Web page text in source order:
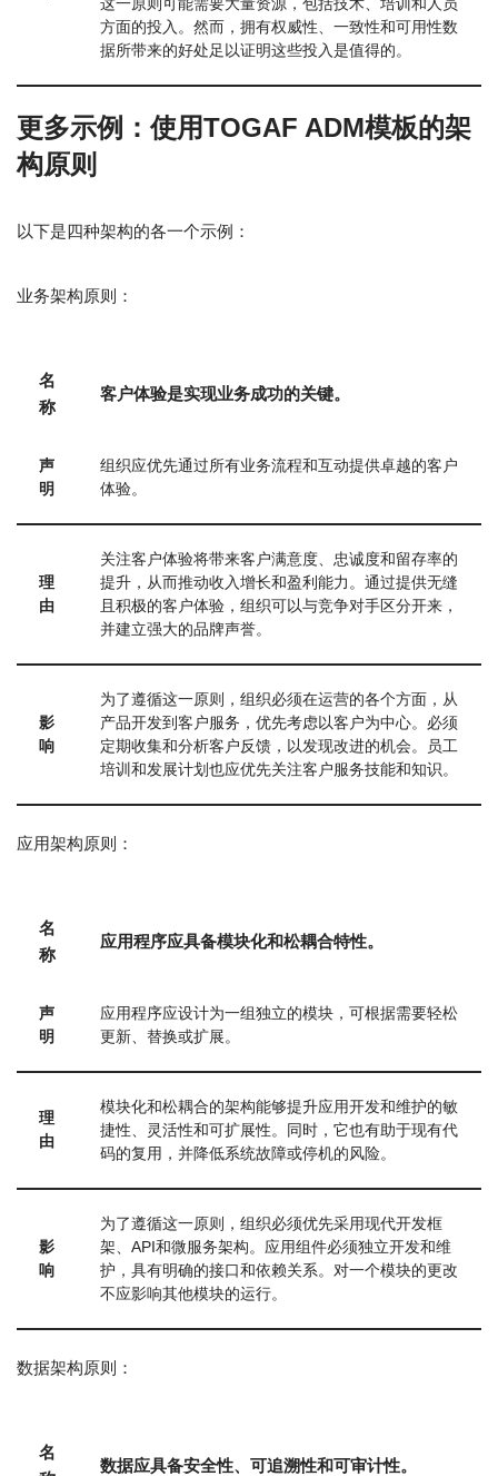
这一原则可能需要大量资源，包括技术、培训和人员
方面的投入。然而，拥有权威性、一致性和可用性数
据所带来的好处足以证明这些投入是值得的。
更多示例：使用TOGAF ADM模板的架
构原则
以下是四种架构的各一个示例：
业务架构原则：
名
称
客户体验是实现业务成功的关键。
声
明
组织应优先通过所有业务流程和互动提供卓越的客户
体验。
理
由
关注客户体验将带来客户满意度、忠诚度和留存率的
提升，从而推动收入增长和盈利能力。通过提供无缝
且积极的客户体验，组织可以与竞争对手区分开来，
并建立强大的品牌声誉。
影
响
为了遵循这一原则，组织必须在运营的各个方面，从
产品开发到客户服务，优先考虑以客户为中心。必须
定期收集和分析客户反馈，以发现改进的机会。员工
培训和发展计划也应优先关注客户服务技能和知识。
应用架构原则：
名
称
应用程序应具备模块化和松耦合特性。
声
明
应用程序应设计为一组独立的模块，可根据需要轻松
更新、替换或扩展。
理
由
模块化和松耦合的架构能够提升应用开发和维护的敏
捷性、灵活性和可扩展性。同时，它也有助于现有代
码的复用，并降低系统故障或停机的风险。
影
响
为了遵循这一原则，组织必须优先采用现代开发框
架、API和微服务架构。应用组件必须独立开发和维
护，具有明确的接口和依赖关系。对一个模块的更改
不应影响其他模块的运行。
数据架构原则：
名
数据应具备安全性、可追溯性和可审计性。